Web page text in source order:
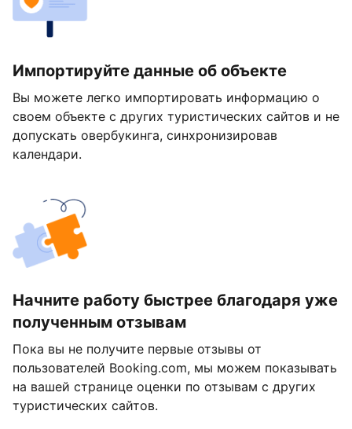
Импортируйте данные об объекте
Вы можете легко импортировать информацию о
своем объекте с других туристических сайтов и не
допускать овербукинга, синхронизировав
календари.
Начните работу быстрее благодаря уже
полученным отзывам
Пока вы не получите первые отзывы от
пользователей Booking.com, мы можем показывать
на вашей странице оценки по отзывам с других
туристических сайтов.